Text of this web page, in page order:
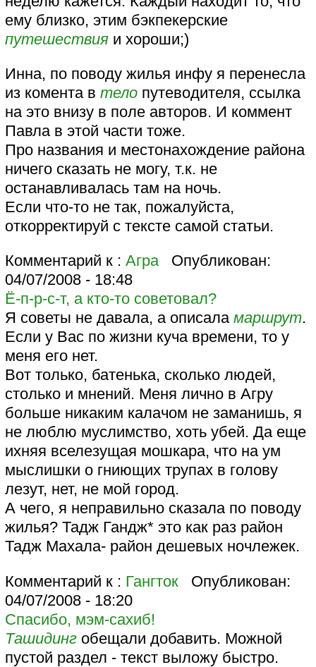
ему близко, этим бэкпекерские
путешествияи хороши;)
Инна, по поводу жилья инфу я перенесла
из комента в телопутеводителя, ссылка
на это внизу в поле авторов. И коммент
Павла в этой части тоже.
Про названия и местонахождение района
ничего сказать не могу, т.к. не
останавливалась там на ночь.
Если что-то не так, пожалуйста,
откорректируй с тексте самой статьи.
Комментарий к : Агра
Опубликован:
04/07/2008 - 18:48
Ё-п-р-с-т, а кто-то советовал?
Я советы не давала, а описала маршрут.
Если у Вас по жизни куча времени, то у
меня его нет.
Вот только, батенька, сколько людей,
столько и мнений. Меня лично в Агру
больше никаким калачом не заманишь, я
не люблю муслимство, хоть убей. Да еще
ихняя вселезущая мошкара, что на ум
мыслишки о гниющих трупах в голову
лезут, нет, не мой город.
А чего, я неправильно сказала по поводу
жилья? Тадж Гандж* это как раз район
Тадж Махала- район дешевых ночлежек.
Комментарий к : Гангток
Опубликован:
04/07/2008 - 18:20
Спасибо, мэм-сахиб!
Ташидингобещали добавить. Можной
пустой раздел - текст выложу быстро.